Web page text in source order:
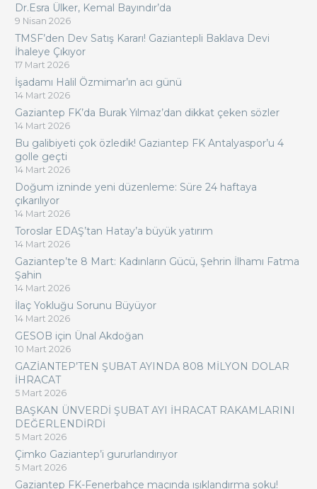
Dr.Esra Ülker, Kemal Bayındır’da
9 Nisan 2026
TMSF’den Dev Satış Kararı! Gaziantepli Baklava Devi
İhaleye Çıkıyor
17 Mart 2026
İşadamı Halil Özmimar’ın acı günü
14 Mart 2026
Gaziantep FK’da Burak Yılmaz’dan dikkat çeken sözler
14 Mart 2026
Bu galibiyeti çok özledik! Gaziantep FK Antalyaspor’u 4
golle geçti
14 Mart 2026
Doğum izninde yeni düzenleme: Süre 24 haftaya
çıkarılıyor
14 Mart 2026
Toroslar EDAŞ’tan Hatay’a büyük yatırım
14 Mart 2026
Gaziantep’te 8 Mart: Kadınların Gücü, Şehrin İlhamı Fatma
Şahin
14 Mart 2026
İlaç Yokluğu Sorunu Büyüyor
14 Mart 2026
GESOB için Ünal Akdoğan
10 Mart 2026
GAZİANTEP’TEN ŞUBAT AYINDA 808 MİLYON DOLAR
İHRACAT
5 Mart 2026
BAŞKAN ÜNVERDİ ŞUBAT AYI İHRACAT RAKAMLARINI
DEĞERLENDİRDİ
5 Mart 2026
Çimko Gaziantep’i gururlandırıyor
5 Mart 2026
Gaziantep FK-Fenerbahçe maçında ışıklandırma şoku!